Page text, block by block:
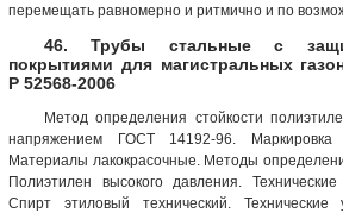
перемещать равномерно и ритмично и по
46. Трубы стальные с
покрытиями для магистральных
Р 52568-2006
Метод определения стойкости
напряжением ГОСТ 14192-96. Маркировка
Материалы лакокрасочные. Методы
Полиэтилен высокого давления.
Спирт этиловый технический.